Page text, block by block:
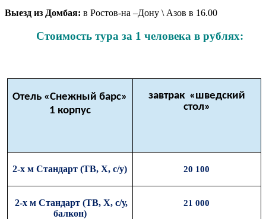
Выезд из Домбая: в Ростов-на –Дону \ Азов в 16.00
Стоимость тура за 1 человека в рублях:
Отель «Снежный барс»
1 корпус
завтрак «шведский
стол»
2-х м Стандарт (ТВ, Х, с/у) 20 100
2-х м Стандарт (ТВ, Х, с/у,
балкон)
21 000